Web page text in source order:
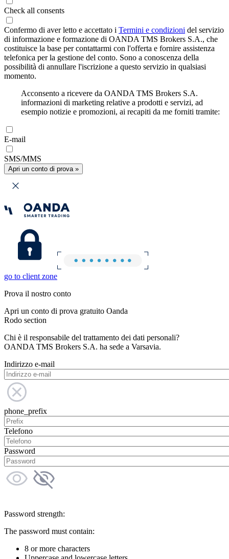
Check all consents
Confermo di aver letto e accettato i Termini e condizioni del servizio
di informazione e formazione di OANDA TMS Brokers S.A., che
costituisce la base per contattarmi con l'offerta e fornire assistenza
telefonica per la gestione del conto. Sono a conoscenza della
possibilità di annullare l'iscrizione a questo servizio in qualsiasi
momento.
Acconsento a ricevere da OANDA TMS Brokers S.A.
informazioni di marketing relative a prodotti e servizi, ad
esempio notizie e promozioni, ai recapiti da me forniti tramite:
E-mail
SMS/MMS
Apri un conto di prova »
go to client zone
Prova il nostro conto
Apri un conto di prova gratuito Oanda
Rodo section
Chi è il responsabile del trattamento dei dati personali?
OANDA TMS Brokers S.A. ha sede a Varsavia.
Indirizzo e-mail
phone_prefix
Telefono
Password
Password strength:
The password must contain:
8 or more characters